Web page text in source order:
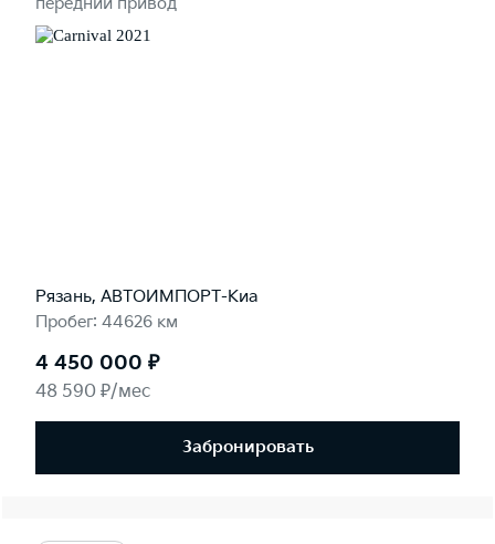
передний привод
Рязань, АВТОИМПОРТ-Киа
Пробег: 44626 км
4 450 000 ₽
48 590 ₽/мес
Забронировать